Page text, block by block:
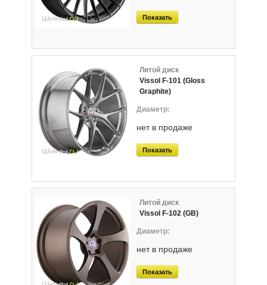
Показать
Литой диск
Vissol F-101 (Gloss
Graphite)
нет в продаже
Показать
Литой диск
Vissol F-102 (GB)
нет в продаже
Показать